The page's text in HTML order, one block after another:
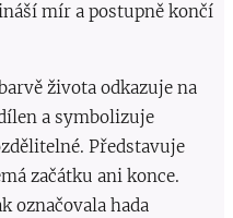
mír a postupně končí
života odkazuje na
a symbolizuje
Představuje
začátku ani konce.
označovala hada